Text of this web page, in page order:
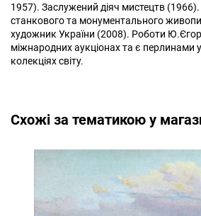
1957). Заслужений діяч мистецтв
станкового та монументального
художник України (2008). Роботи
міжнародних аукціонах та є перлинами
колекціях світу.
Cхожі за тематикою у